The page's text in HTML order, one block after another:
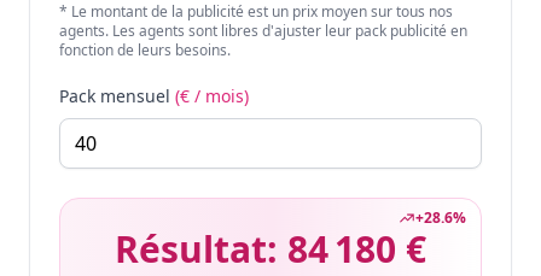
* Le montant de la publicité est un prix moyen sur tous nos
agents. Les agents sont libres d'ajuster leur pack publicité en
fonction de leurs besoins.
Pack mensuel (€ / mois)
+28.6%
Résultat: 84 180 €